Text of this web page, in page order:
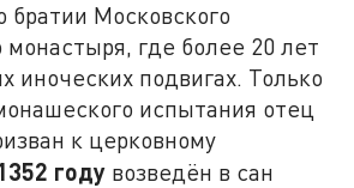
братии Московского
монастыря, где более 20 лет
иноческих подвигах. Только
испытания отец
к церковному
году возведён в сан